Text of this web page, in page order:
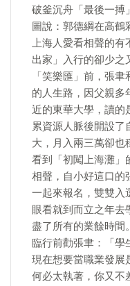
破釜沉舟「最後一搏
圖說：郭德綱在高鶴
上海人愛看相聲的有
出家」入行的卻少之
「笑樂匯」前，張
的人生路，因父親多
近的東華大學，讀的
累資源人脈後開設了
大，月入兩三萬卻也
看到「初闖上海灘」
相聲，自小好這口的
一起來報名，雙雙入
眼看就到而立之年去
盡了所有的業餘時間
臨行前勸張聿：「學
現在想要當職業發展
何必太執著，你又不